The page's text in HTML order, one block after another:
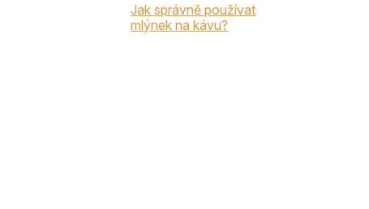
Jak správně používat
mlýnek na kávu?